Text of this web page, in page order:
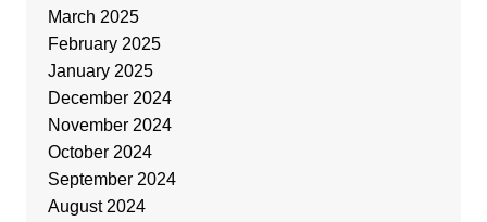
March 2025
February 2025
January 2025
December 2024
November 2024
October 2024
September 2024
August 2024